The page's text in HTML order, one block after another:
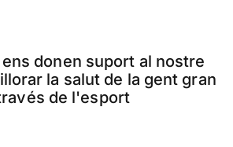
donen suport al nostre
la salut de la gent gran
de l'esport